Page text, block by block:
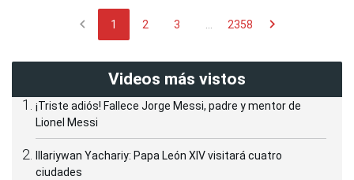
chevron_left 1 2 3 ... 2358 chevron_right
Videos más vistos
¡Triste adiós! Fallece Jorge Messi, padre y mentor de
Lionel Messi
Illariywan Yachariy: Papa León XIV visitará cuatro
ciudades